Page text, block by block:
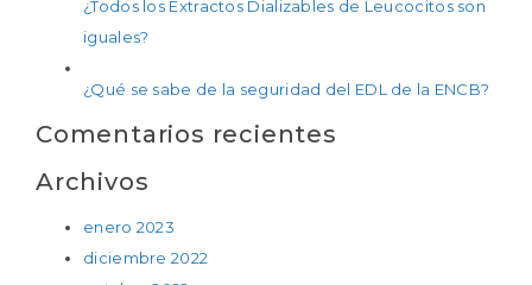
¿Todos los Extractos Dializables de Leucocitos son
iguales?
¿Qué se sabe de la seguridad del EDL de la ENCB?
Comentarios recientes
Archivos
enero 2023
diciembre 2022